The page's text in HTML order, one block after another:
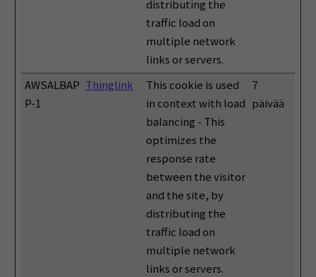
distributing the
traffic load on
multiple network
links or servers.
AWSALBAP
P-1
Thinglink
This cookie is used
in context with load
balancing - This
optimizes the
response rate
between the visitor
and the site, by
distributing the
traffic load on
multiple network
links or servers.
7
päivää